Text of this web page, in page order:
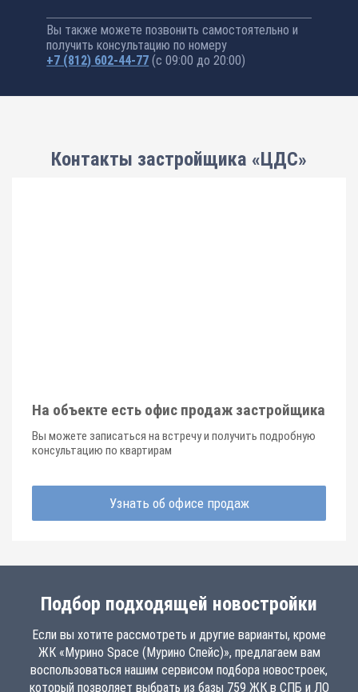
Вы также можете позвонить самостоятельно и
получить консультацию по номеру
+7 (812) 602-44-77 (с 09:00 до 20:00)
Контакты застройщика «ЦДС»
На объекте есть офис продаж застройщика
Вы можете записаться на встречу и получить подробную
консультацию по квартирам
Узнать об офисе продаж
Подбор подходящей новостройки
Если вы хотите рассмотреть и другие варианты, кроме
ЖК «Мурино Space (Мурино Спейс)», предлагаем вам
воспользоваться нашим сервисом подбора новостроек,
который позволяет выбрать из базы 759 ЖК в СПБ и ЛО